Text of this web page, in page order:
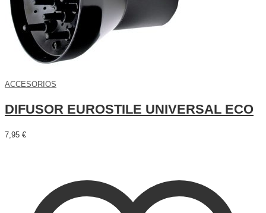
ACCESORIOS
DIFUSOR EUROSTILE UNIVERSAL ECO
7,95 €